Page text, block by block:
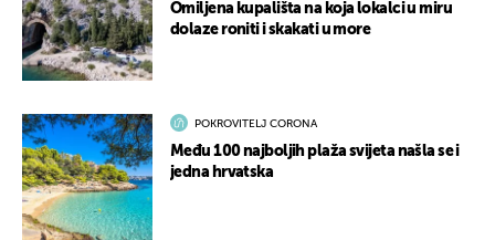
Omiljena kupališta na koja lokalci u miru
dolaze roniti i skakati u more
POKROVITELJ CORONA
Među 100 najboljih plaža svijeta našla se i
jedna hrvatska